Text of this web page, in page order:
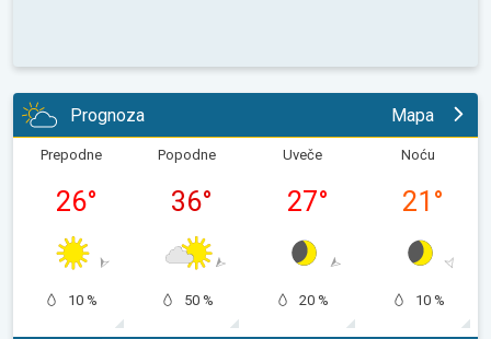
Prognoza Mapa
Prepodne
26°
10 %
Popodne
36°
50 %
Uveče
27°
20 %
Noću
21 °
10 %